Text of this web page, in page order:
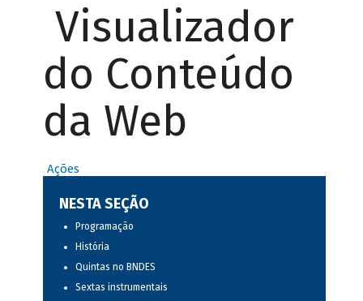
Visualizador
do Conteúdo
da Web
Ações
NESTA SEÇÃO
Programação
História
Quintas no BNDES
Sextas instrumentais